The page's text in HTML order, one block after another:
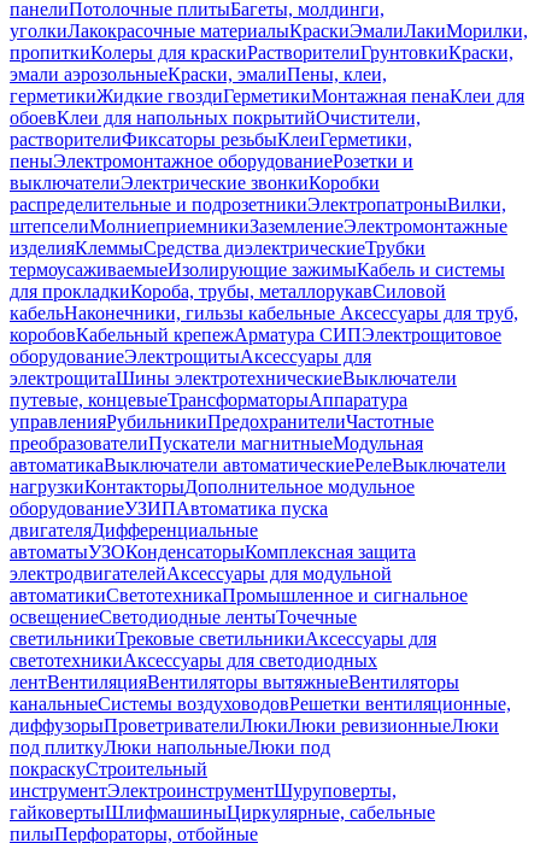
панелиПотолочные плитыБагеты, молдинги,
уголкиЛакокрасочные материалыКраскиЭмалиЛакиМорилки,
пропиткиКолеры для краскиРастворителиГрунтовкиКраски,
эмали аэрозольныеКраски, эмалиПены, клеи,
герметикиЖидкие гвоздиГерметикиМонтажная пенаКлеи для
обоевКлеи для напольных покрытийОчистители,
растворителиФиксаторы резьбыКлеиГерметики,
пеныЭлектромонтажное оборудованиеРозетки и
выключателиЭлектрические звонкиКоробки
распределительные и подрозетникиЭлектропатроныВилки,
штепселиМолниеприемникиЗаземлениеЭлектромонтажные
изделияКлеммыСредства диэлектрическиеТрубки
термоусаживаемыеИзолирующие зажимыКабель и системы
для прокладкиКороба, трубы, металлорукавСиловой
кабельНаконечники, гильзы кабельные Аксессуары для труб,
коробовКабельный крепежАрматура СИПЭлектрощитовое
оборудованиеЭлектрощитыАксессуары для
электрощитаШины электротехническиеВыключатели
путевые, концевыеТрансформаторыАппаратура
управленияРубильникиПредохранителиЧастотные
преобразователиПускатели магнитныеМодульная
автоматикаВыключатели автоматическиеРелеВыключатели
нагрузкиКонтакторыДополнительное модульное
оборудованиеУЗИПАвтоматика пуска
двигателяДифференциальные
автоматыУЗОКонденсаторыКомплексная защита
электродвигателейАксессуары для модульной
автоматикиСветотехникаПромышленное и сигнальное
освещениеСветодиодные лентыТочечные
светильникиТрековые светильникиАксессуары для
светотехникиАксессуары для светодиодных
лентВентиляцияВентиляторы вытяжныеВентиляторы
канальныеСистемы воздуховодовРешетки вентиляционные,
диффузорыПроветривателиЛюкиЛюки ревизионныеЛюки
под плиткуЛюки напольныеЛюки под
покраскуСтроительный
инструментЭлектроинструментШуруповерты,
гайковертыШлифмашиныЦиркулярные, сабельные
пилыПерфораторы, отбойные